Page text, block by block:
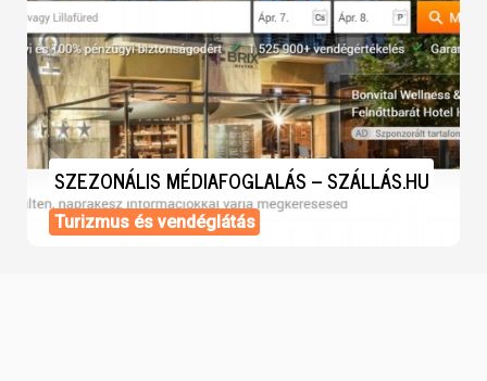
SZEZONÁLIS MÉDIAFOGLALÁS – SZÁLLÁS.HU
Turizmus és vendéglátás